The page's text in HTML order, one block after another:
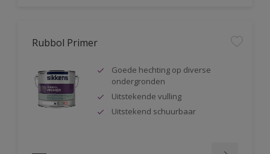
Rubbol Primer
Goede hechting op diverse
ondergronden
Uitstekende vulling
Uitstekend schuurbaar